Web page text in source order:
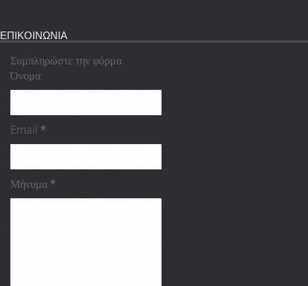
ΕΠΙΚΟΙΝΩΝΙΑ
Συμπληρώστε την φόρμα.
Όνομα
Email *
Μήνυμα*